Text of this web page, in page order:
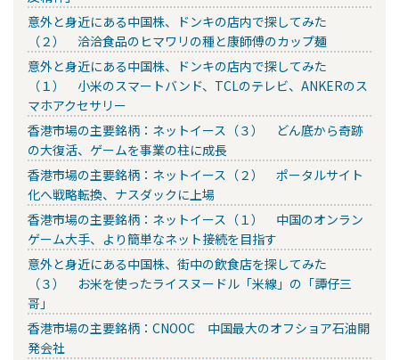
意外と身近にある中国株、ドンキの店内で探してみた
（２） 洽洽食品のヒマワリの種と康師傅のカップ麺
意外と身近にある中国株、ドンキの店内で探してみた
（１） 小米のスマートバンド、TCLのテレビ、ANKERのス
マホアクセサリー
香港市場の主要銘柄：ネットイース（３） どん底から奇跡
の大復活、ゲームを事業の柱に成長
香港市場の主要銘柄：ネットイース（２） ポータルサイト
化へ戦略転換、ナスダックに上場
香港市場の主要銘柄：ネットイース（１） 中国のオンラン
ゲーム大手、より簡単なネット接続を目指す
意外と身近にある中国株、街中の飲食店を探してみた
（３） お米を使ったライスヌードル「米線」の「譚仔三
哥」
香港市場の主要銘柄：CNOOC 中国最大のオフショア石油開
発会社